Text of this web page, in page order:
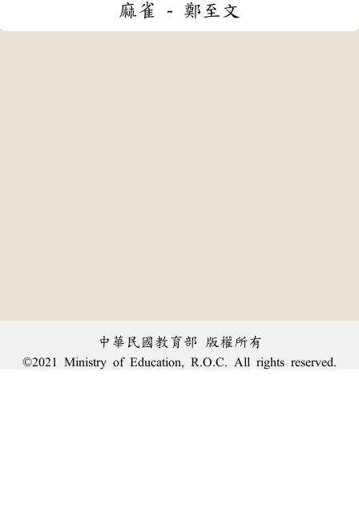
麻雀 - 鄭至文
中華民國教育部 版權所有
©2021 Ministry of Education, R.O.C. All rights reserved.